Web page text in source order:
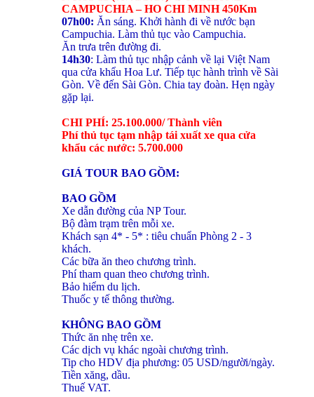
CAMPUCHIA – HO CHI MINH 450Km
07h00: Ăn sáng. Khởi hành đi về nước bạn
Campuchia. Làm thủ tục vào Campuchia.
Ăn trưa trên đường đi.
14h30: Làm thủ tục nhập cảnh về lại Việt Nam
qua cửa khẩu Hoa Lư. Tiếp tục hành trình về Sài
Gòn. Về đến Sài Gòn. Chia tay đoàn. Hẹn ngày
gặp lại.
CHI PHÍ: 25.100.000/ Thành viên
Phí thủ tục tạm nhập tái xuất xe qua cửa
khẩu các nước: 5.700.000
GIÁ TOUR BAO GỒM:
BAO GỒM
Xe dẫn đường của NP Tour.
Bộ đàm trạm trên mỗi xe.
Khách sạn 4* - 5* : tiêu chuẩn Phòng 2 - 3
khách.
Các bữa ăn theo chương trình.
Phí tham quan theo chương trình.
Bảo hiểm du lịch.
Thuốc y tế thông thường.
KHÔNG BAO GỒM
Thức ăn nhẹ trên xe.
Các dịch vụ khác ngoài chương trình.
Tip cho HDV địa phương: 05 USD/người/ngày.
Tiền xăng, dầu.
Thuế VAT.